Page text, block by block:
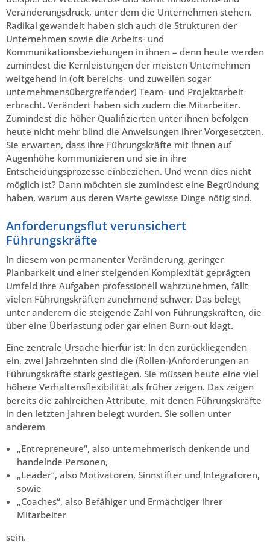
Veränderungsdruck, unter dem die Unternehmen stehen.
Radikal gewandelt haben sich auch die Strukturen der
Unternehmen sowie die Arbeits- und
Kommunikationsbeziehungen in ihnen – denn heute werden
zumindest die Kernleistungen der meisten Unternehmen
weitgehend in (oft bereichs- und zuweilen sogar
unternehmensübergreifender) Team- und Projektarbeit
erbracht. Verändert haben sich zudem die Mitarbeiter.
Zumindest die höher Qualifizierten unter ihnen befolgen
heute nicht mehr blind die Anweisungen ihrer Vorgesetzten.
Sie erwarten, dass ihre Führungskräfte mit ihnen auf
Augenhöhe kommunizieren und sie in ihre
Entscheidungsprozesse einbeziehen. Und wenn dies nicht
möglich ist? Dann möchten sie zumindest eine Begründung
haben, warum aus deren Warte gewisse Dinge nötig sind.
Anforderungsflut verunsichert
Führungskräfte
In diesem von permanenter Veränderung, geringer
Planbarkeit und einer steigenden Komplexität geprägten
Umfeld ihre Aufgaben professionell wahrzunehmen, fällt
vielen Führungskräften zunehmend schwer. Das belegt
unter anderem die steigende Zahl von Führungskräften, die
über eine Überlastung oder gar einen Burn-out klagt.
Eine zentrale Ursache hierfür ist: In den zurückliegenden
ein, zwei Jahrzehnten sind die (Rollen-)Anforderungen an
Führungskräfte stark gestiegen. Sie müssen heute eine viel
höhere Verhaltensflexibilität als früher zeigen. Das zeigen
bereits die zahlreichen Attribute, mit denen Führungskräfte
in den letzten Jahren belegt wurden. Sie sollen unter
anderem
„Entrepreneure“, also unternehmerisch denkende und
handelnde Personen,
„Leader“, also Motivatoren, Sinnstifter und Integratoren,
sowie
„Coaches“, also Befähiger und Ermächtiger ihrer
Mitarbeiter
sein.